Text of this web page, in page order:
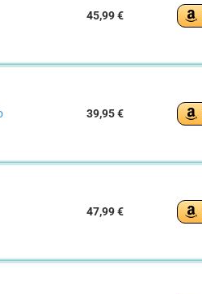
45,99 €
39,95 €
47,99 €